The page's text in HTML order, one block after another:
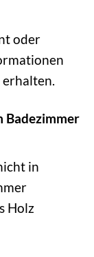
oder
Badezimmer
in
Holz